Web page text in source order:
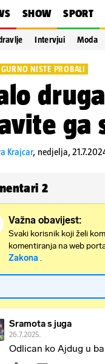
SHOW SPORT
Intervjui Moda
NISTE PROBALI
ga
Krajcar, nedjelja,
2
Važna obavijest:
Svaki korisnik koji želi
komentiranja na web
Zakona .
Sramota s juga
26.7.2025.
Odlican ko Ajdug u